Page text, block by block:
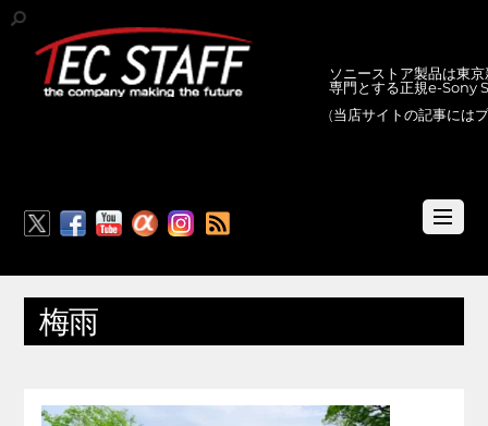
ソニーストア製品は東
専門とする正規e-Sony
(当店サイトの記事には
梅雨